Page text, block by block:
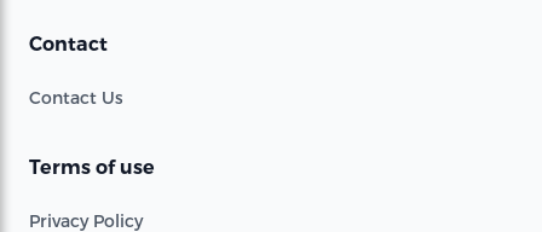
Contact
Contact Us
Terms of use
Privacy Policy